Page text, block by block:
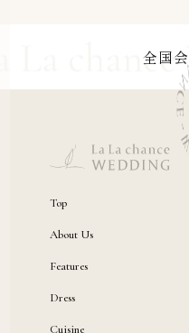
全国
Top
About Us
Features
Dress
Cuisine